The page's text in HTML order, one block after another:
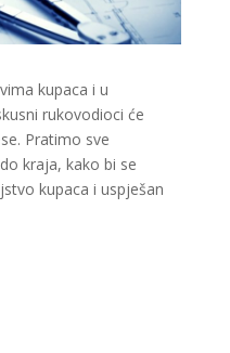
kupaca i u
rukovodioci će
Pratimo sve
kraja, kako bi se
kupaca i uspješan